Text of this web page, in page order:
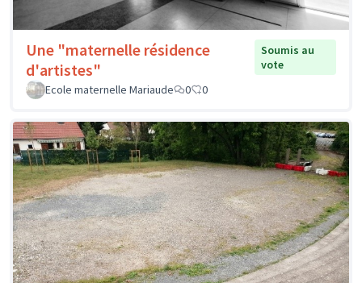
Une "maternelle résidence
d'artistes"
Soumis au
vote
Ecole maternelle Mariaude
0 0